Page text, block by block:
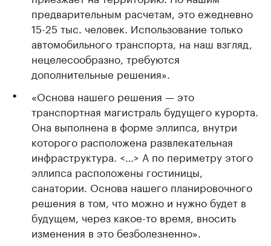
предварительным расчетам, это ежедневно
15-25 тыс. человек. Использование только
автомобильного транспорта, на наш взгляд,
нецелесообразно, требуются
дополнительные решения».
«Основа нашего решения — это
транспортная магистраль будущего курорта.
Она выполнена в форме эллипса, внутри
которого расположена развлекательная
инфраструктура. <…> А по периметру этого
эллипса расположены гостиницы,
санатории. Основа нашего планировочного
решения в том, что можно и нужно будет в
будущем, через какое-то время, вносить
изменения в это безболезненно».